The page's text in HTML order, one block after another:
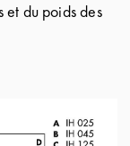
et du poids des